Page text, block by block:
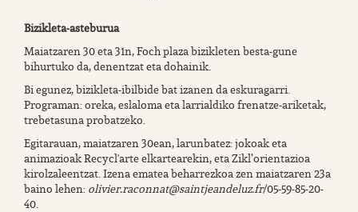
Bizikleta-asteburua
Maiatzaren 30 eta 31n, Foch plaza bizikleten besta-gune
bihurtuko da, denentzat eta dohainik.
Bi egunez, bizikleta-ibilbide bat izanen da eskuragarri.
Programan: oreka, eslaloma eta larrialdiko frenatze-ariketak,
trebetasuna probatzeko.
Egitarauan, maiatzaren 30ean, larunbatez: jokoak eta
animazioak Recycl'arte elkartearekin, eta Zikl’orientazioa
kirolzaleentzat. Izena ematea beharrezkoa zen maiatzaren 23a
baino lehen: olivier.raconnat@saintjeandeluz.fr/05-59-85-20-
40.